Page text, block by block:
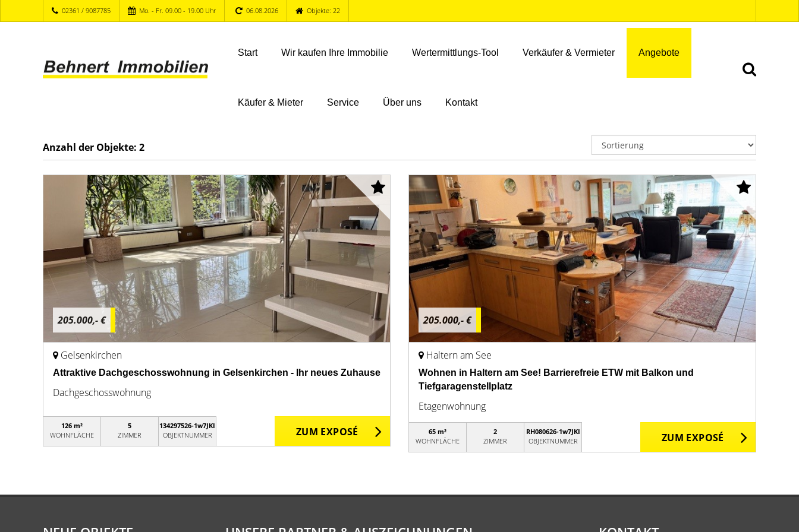
02361 / 9087785 Mo. - Fr. 09.00 - 19.00 Uhr 06.08.2026 Objekte: 22
Start Wir kaufen Ihre Immobilie Wertermittlungs-Tool Verkäufer & Vermieter Angebote
Käufer & Mieter Service Über uns Kontakt
Anzahl der Objekte: 2
205.000,- €
Gelsenkirchen
Attraktive Dachgeschosswohnung in Gelsenkirchen - Ihr neues Zuhause
Dachgeschosswohnung
126 m²
WOHNFLÄCHE
5
ZIMMER
134297526-1w7JKI
OBJEKTNUMMER
ZUM EXPOSÉ
205.000,- €
Haltern am See
Wohnen in Haltern am See! Barrierefreie ETW mit Balkon und
Tiefgaragenstellplatz
Etagenwohnung
65 m²
WOHNFLÄCHE
2
ZIMMER
RH080626-1w7JKI
OBJEKTNUMMER
ZUM EXPOSÉ